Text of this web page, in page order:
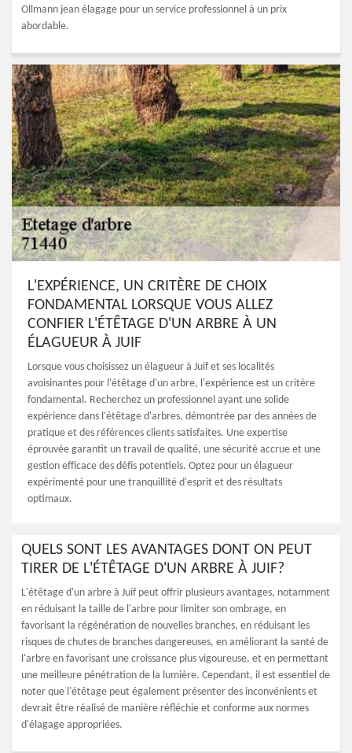
Ollmann jean élagage pour un service professionnel à un prix
abordable.
L'EXPÉRIENCE, UN CRITÈRE DE CHOIX
FONDAMENTAL LORSQUE VOUS ALLEZ
CONFIER L'ÉTÊTAGE D'UN ARBRE À UN
ÉLAGUEUR À JUIF
Lorsque vous choisissez un élagueur à Juif et ses localités
avoisinantes pour l'étêtage d'un arbre, l'expérience est un critère
fondamental. Recherchez un professionnel ayant une solide
expérience dans l'étêtage d'arbres, démontrée par des années de
pratique et des références clients satisfaites. Une expertise
éprouvée garantit un travail de qualité, une sécurité accrue et une
gestion efficace des défis potentiels. Optez pour un élagueur
expérimenté pour une tranquillité d'esprit et des résultats
optimaux.
QUELS SONT LES AVANTAGES DONT ON PEUT
TIRER DE L'ÉTÊTAGE D'UN ARBRE À JUIF?
L'étêtage d'un arbre à Juif peut offrir plusieurs avantages, notamment
en réduisant la taille de l'arbre pour limiter son ombrage, en
favorisant la régénération de nouvelles branches, en réduisant les
risques de chutes de branches dangereuses, en améliorant la santé de
l'arbre en favorisant une croissance plus vigoureuse, et en permettant
une meilleure pénétration de la lumière. Cependant, il est essentiel de
noter que l'étêtage peut également présenter des inconvénients et
devrait être réalisé de manière réfléchie et conforme aux normes
d'élagage appropriées.